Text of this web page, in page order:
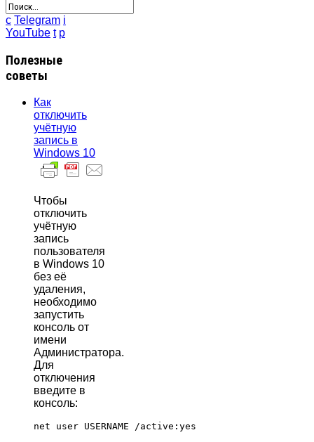
c Telegram i
YouTube t p
Полезные
советы
Как
отключить
учётную
запись в
Windows 10
Чтобы
отключить
учётную
запись
пользователя
в Windows 10
без её
удаления,
необходимо
запустить
консоль от
имени
Администратора.
Для
отключения
введите в
консоль: